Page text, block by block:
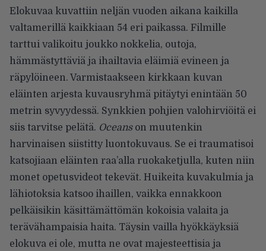
Elokuvaa kuvattiin neljän vuoden aikana kaikilla
valtamerillä kaikkiaan 54 eri paikassa. Filmille
tarttui valikoitu joukko nokkelia, outoja,
hämmästyttäviä ja ihailtavia eläimiä evineen ja
räpylöineen. Varmistaakseen kirkkaan kuvan
eläinten arjesta kuvausryhmä pitäytyi enintään 50
metrin syvyydessä. Synkkien pohjien valohirviöitä ei
siis tarvitse pelätä. Oceanson muutenkin
harvinaisen siistitty luontokuvaus. Se ei traumatisoi
katsojiaan eläinten raa’alla ruokaketjulla, kuten niin
monet opetusvideot tekevät. Huikeita kuvakulmia ja
lähiotoksia katsoo ihaillen, vaikka ennakkoon
pelkäisikin käsittämättömän kokoisia valaita ja
terävähampaisia haita. Täysin vailla hyökkäyksiä
elokuva ei ole, mutta ne ovat majesteettisia ja